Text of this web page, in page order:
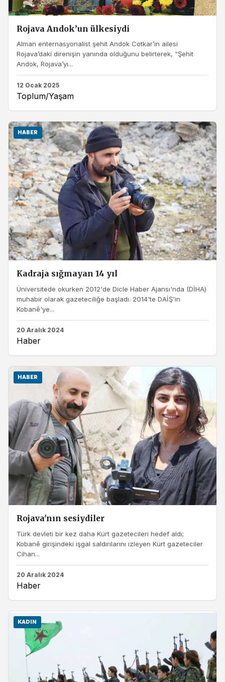
Rojava Andok’un ülkesiydi
Alman enternasyonalist şehit Andok Cotkar’ın ailesi
Rojava’daki direnişin yanında olduğunu belirterek, “Şehit
Andok, Rojava’yı...
12 Ocak 2025
Toplum/Yaşam
HABER
Kadraja sığmayan 14 yıl
Üniversitede okurken 2012'de Dicle Haber Ajansı'nda (DİHA)
muhabir olarak gazeteciliğe başladı. 2014'te DAİŞ'in
Kobanê'ye...
20 Aralık 2024
Haber
HABER
Rojava'nın sesiydiler
Türk devleti bir kez daha Kürt gazetecileri hedef aldı;
Kobanê girişindeki işgal saldırılarını izleyen Kürt gazeteciler
Cihan...
20 Aralık 2024
Haber
KADIN